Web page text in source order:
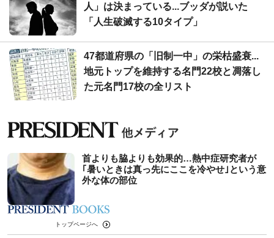
人」は決まっている...ブッダが説いた
「人生破滅する10タイプ」
47都道府県の「旧制一中」の栄枯盛衰...
地元トップを維持する名門22校と凋落し
た元名門17校の全リスト
首よりも脇よりも効果的…熱中症研究者が
｢暑いときは真っ先にここを冷やせ｣という意
外な体の部位
トップページへ